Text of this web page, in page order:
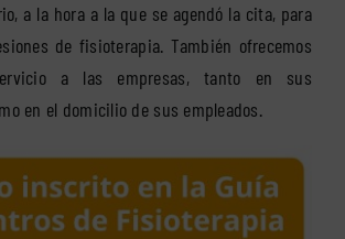
a la hora a la que se agendó la cita, para
de fisioterapia. También ofrecemos
a las empresas, tanto en sus
en el domicilio de sus empleados.